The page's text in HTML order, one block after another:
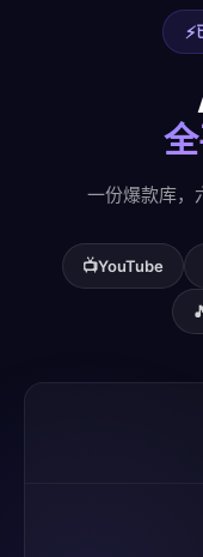
一份爆款库，
📺YouTube